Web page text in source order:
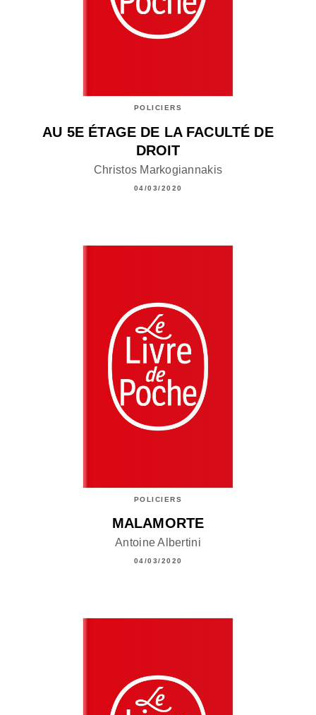
POLICIERS
AU 5E ÉTAGE DE LA FACULTÉ DE
DROIT
Christos Markogiannakis
04/03/2020
POLICIERS
MALAMORTE
Antoine Albertini
04/03/2020